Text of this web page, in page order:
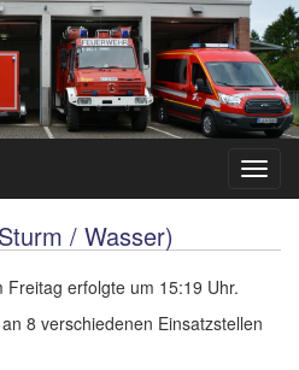
/ Wasser)
erfolgte um 15:19 Uhr.
8 verschiedenen Einsatzstellen